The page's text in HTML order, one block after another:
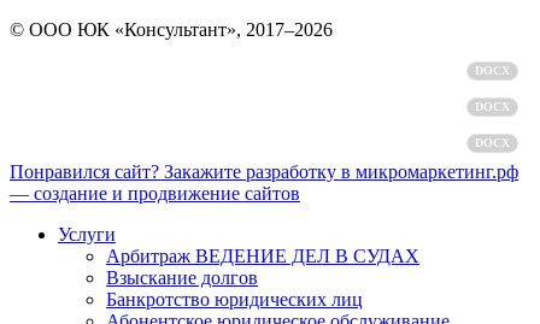
© ООО ЮК «Консультант», 2017–2026
DOCX
DOCX
DOCX
Понравился сайт? Закажите разработку в микромаркетинг.рф
— создание и продвижение сайтов
Услуги
Арбитраж ВЕДЕНИЕ ДЕЛ В СУДАХ
Взыскание долгов
Банкротство юридических лиц